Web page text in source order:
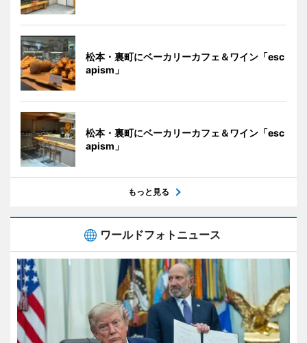
松本・裏町にベーカリーカフェ＆ワイン「esc
apism」
松本・裏町にベーカリーカフェ＆ワイン「esc
apism」
もっと見る
ワールドフォトニュース